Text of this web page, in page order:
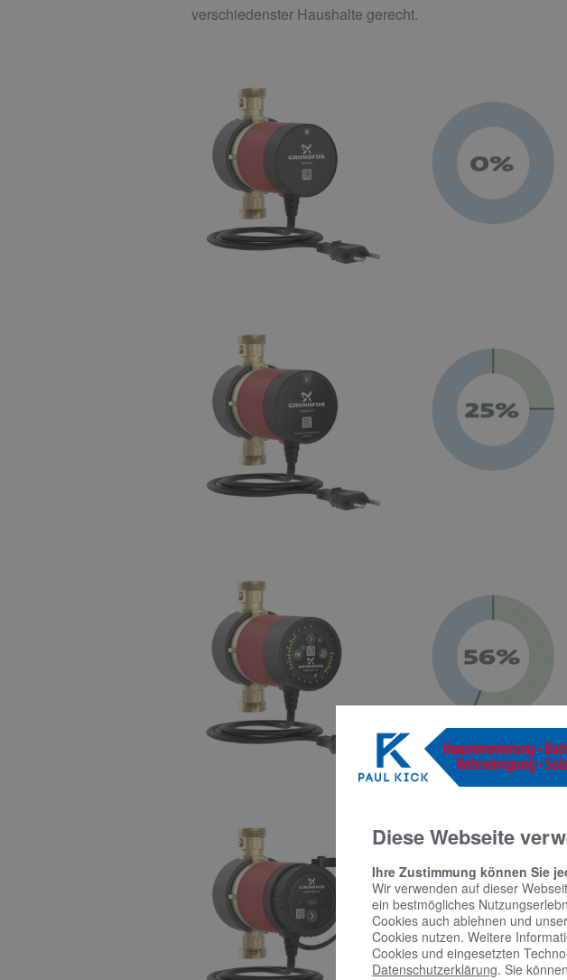
verschiedenster Haushalte gerecht.
Diese Webseite
Ihre Zustimmung können Sie
Wir verwenden auf dieser
ein bestmögliches
Cookies auch ablehnen und
Cookies nutzen. Weitere
Cookies und eingesetzten
Datenschutzerklärung. Sie